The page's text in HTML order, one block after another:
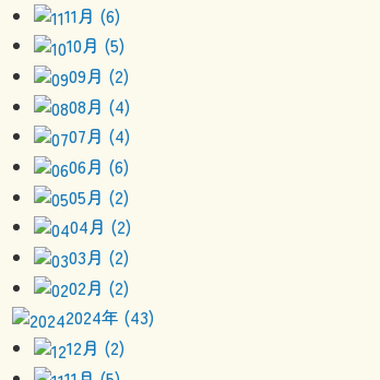
11月 (6)
10月 (5)
09月 (2)
08月 (4)
07月 (4)
06月 (6)
05月 (2)
04月 (2)
03月 (2)
02月 (2)
2024年 (43)
12月 (2)